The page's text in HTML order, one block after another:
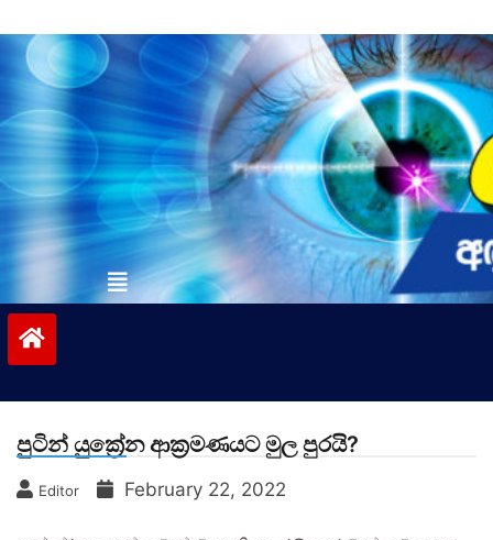
to
contentvinivida.lk
පුටින් යුක්‍රේන ආක්‍රමණයට මුල පුරයි?
Editor February 22, 2022